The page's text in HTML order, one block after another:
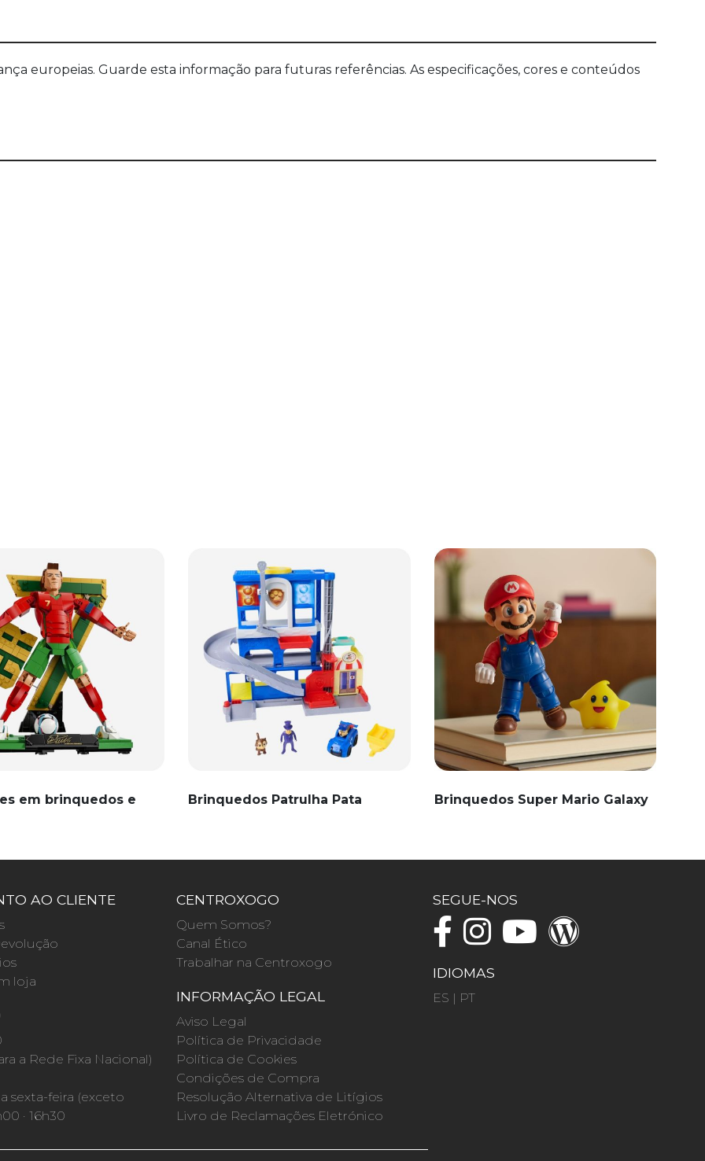
europeias. Guarde esta informação para futuras referências. As especificações, cores e conteúdos
em brinquedos e
Brinquedos Patrulha Pata Brinquedos Super Mario Galaxy
AO CLIENTE
loja
a Rede Fixa Nacional)
sexta-feira (exceto
· 16h30
CENTROXOGO
Quem Somos?
Canal Ético
Trabalhar na Centroxogo
INFORMAÇÃO LEGAL
Aviso Legal
Política de Privacidade
Política de Cookies
Condições de Compra
Resolução Alternativa de Litígios
Livro de Reclamações Eletrónico
SEGUE-NOS
IDIOMAS
ES | PT